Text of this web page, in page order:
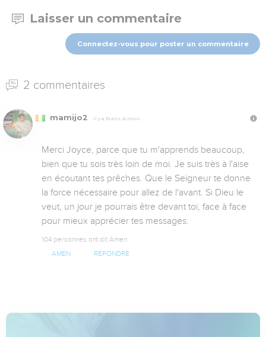
Laisser un commentaire
Connectez-vous pour poster un commentaire
2 commentaires
mamijo2 Il y a 15 ans, 6 mois
Merci Joyce, parce que tu m'apprends beaucoup,
bien que tu sois très loin de moi. Je suis très à l'aise
en écoutant tes prêches. Que le Seigneur te donne
la force nécessaire pour allez de l'avant. Si Dieu le
veut, un jour je pourrais être devant toi, face à face
pour mieux apprécier tes messages.
104 personnes ont dit Amen
AMEN RÉPONDRE